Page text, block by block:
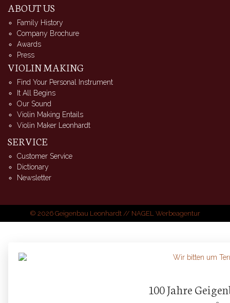
ABOUT US
Family History
Company Brochure
Awards
Press
VIOLIN MAKING
Find Your Personal Instrument
It All Begins
Our Sound
Violin Making Entails
Violin Maker Leonhardt
SERVICE
Customer Service
Dictionary
Newsletter
© 2026 Geigenbau Leonhardt // NAGEL Werbeagentur
100 Jahre